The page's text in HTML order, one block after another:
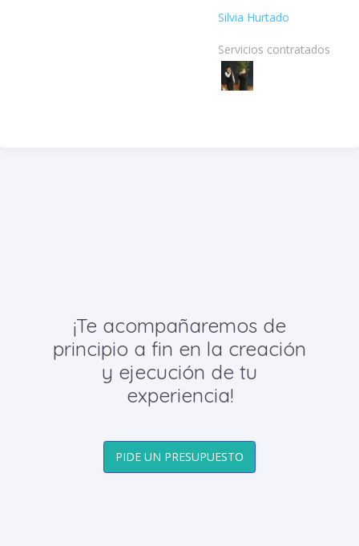
Silvia Hurtado
Servicios contratados:
¡Te acompañaremos de
principio a fin en la creación
y ejecución de tu
experiencia!
PIDE UN PRESUPUESTO